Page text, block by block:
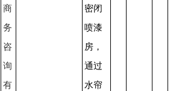
商
务
咨
询
有
密闭
喷漆
房，
通过
水帘